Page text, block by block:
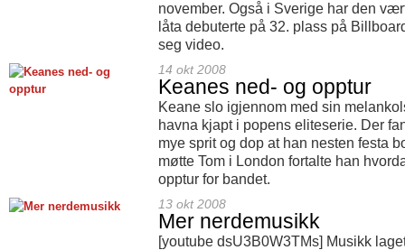
november. Også i Sverige har den
låta debuterte på 32. plass på
seg video.
14 okt 2008
Keanes ned- og opptur
Keane slo igjennom med sin
havna kjapt i popens eliteserie. Der
mye sprit og dop at han nesten festa
møtte Tom i London fortalte han
opptur for bandet.
13 okt 2008
Mer nerdemusikk
[youtube dsU3B0W3TMs] Musikk